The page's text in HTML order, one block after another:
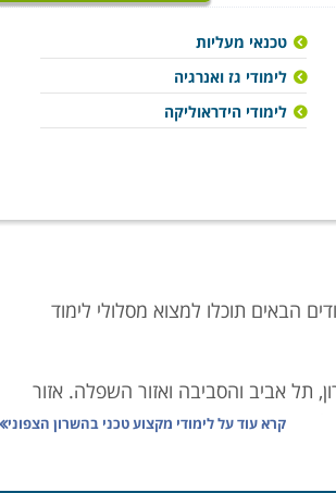
טכנאי מעליות
לימודי גז ואנרגיה
לימודי הידראוליקה
הבאים תוכלו למצוא מסלולי לימוד
תל אביב והסביבה ואזור השפלה. אזור
השרון הצפוני גובל ברובו בחוף הים מצד אחד ובהרי שומרון מהצד השני. סלילת כביש 9 החדש ושידרוג כבישי רוחב קיימים, בנוסף
קרא עוד עללימודי מקצוע טכני בהשרון הצפוני